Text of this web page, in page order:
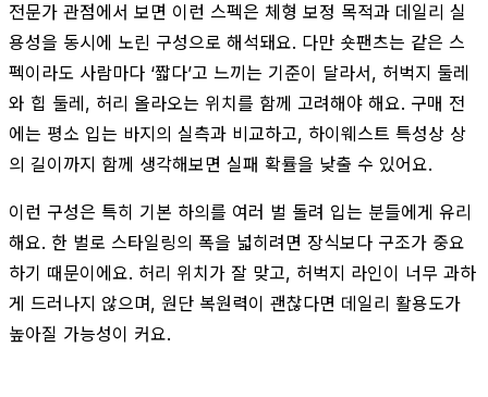
전문가 관점에서 보면 이런 스펙은 체형 보정 목적과 데일리 실
용성을 동시에 노린 구성으로 해석돼요. 다만 숏팬츠는 같은 스
펙이라도 사람마다 ‘짧다’고 느끼는 기준이 달라서, 허벅지 둘레
와 힙 둘레, 허리 올라오는 위치를 함께 고려해야 해요. 구매 전
에는 평소 입는 바지의 실측과 비교하고, 하이웨스트 특성상 상
의 길이까지 함께 생각해보면 실패 확률을 낮출 수 있어요.
이런 구성은 특히 기본 하의를 여러 벌 돌려 입는 분들에게 유리
해요. 한 벌로 스타일링의 폭을 넓히려면 장식보다 구조가 중요
하기 때문이에요. 허리 위치가 잘 맞고, 허벅지 라인이 너무 과하
게 드러나지 않으며, 원단 복원력이 괜찮다면 데일리 활용도가
높아질 가능성이 커요.